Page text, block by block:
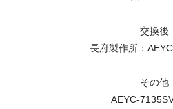
交換後
長府製作所：
その他
AEYC-